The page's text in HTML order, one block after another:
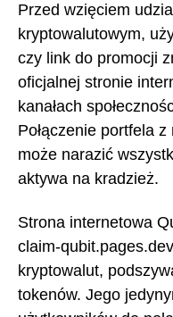
Przed wzięciem
kryptowalutowym,
czy link do promocji
oficjalnej stronie
kanałach
Połączenie portfela
może narazić
aktywa na kradzież.
Strona internetowa
claim-
kryptowalut,
tokenów. Jego